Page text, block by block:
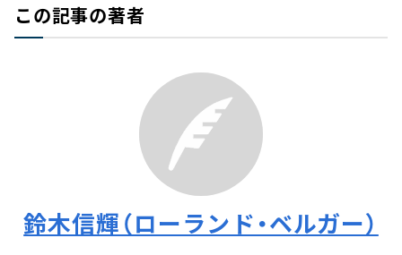
この記事の著者
鈴木信輝（ローランド・ベルガー）